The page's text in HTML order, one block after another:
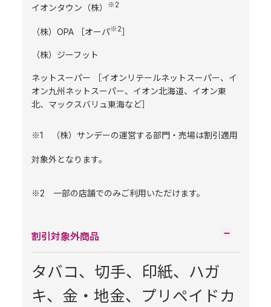
イオンタウン（株） ※2
（株）OPA ［オーパ※2］
（株）ジーフット
ネットスーパー ［イオンリテールネットスーパー、イ
オン九州ネットスーパー、イオン北海道、イオン東
北、マックスバリュ東海など］
※1 （株）サンデーの運営する部門・売場は割引適用
対象外となります。
※2 一部の店舗でのみご利用いただけます。
割引対象外商品
タバコ、切手、印紙、ハガ
キ、金・地金、プリペイドカ